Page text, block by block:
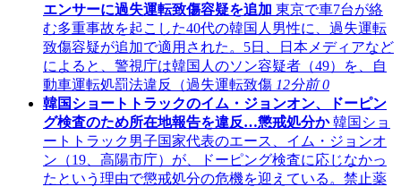
エンサーに過失運転致傷容疑を追加 東京で車7台が絡
む多重事故を起こした40代の韓国人男性に、過失運転
致傷容疑が追加で適用された。5日、日本メディアなど
によると、警視庁は韓国人のソン容疑者（49）を、自
動車運転処罰法違反（過失運転致傷 12分前 0
韓国ショートトラックのイム・ジョンオン、ドーピン
グ検査のため所在地報告を違反…懲戒処分か 韓国ショ
ートトラック男子国家代表のエース、イム・ジョンオ
ン（19、高陽市庁）が、ドーピング検査に応じなかっ
たという理由で懲戒処分の危機を迎えている。禁止薬